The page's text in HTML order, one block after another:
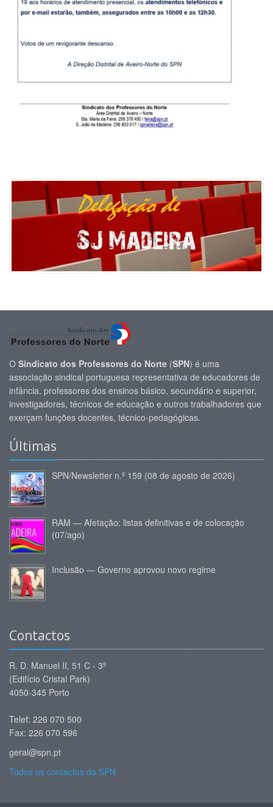
O Sindicato dos Professores do Norte (SPN) é uma
associação sindical portuguesa representativa de educadores de
infância, professores dos ensinos básico, secundário e superior,
investigadores, técnicos de educação e outros trabalhadores que
exerçam funções docentes, técnico-pedagógicas.
Últimas
SPN/Newsletter n.º 159 (08 de agosto de 2026)
RAM — Afetação: listas definitivas e de colocação
(07/ago)
Inclusão — Governo aprovou novo regime
Contactos
R. D. Manuel II, 51 C - 3º
(Edifício Cristal Park)
4050-345 Porto
Telef: 226 070 500
Fax: 226 070 596
geral@spn.pt
Todos os contactos do SPN